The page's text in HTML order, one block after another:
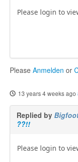
Please login to
Please Anmelden or
13 years 4 weeks ago
Replied by
??!!
Please login to